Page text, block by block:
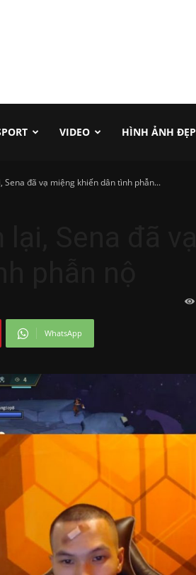
VIDEO HÌNH ẢNH ĐẸP
đã vạ miệng khiến dân tình phẫn...
WhatsApp